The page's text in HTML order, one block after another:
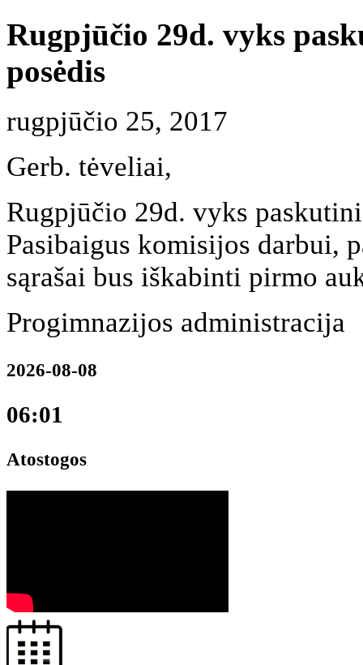
Rugpjūčio 29d. vyks
posėdis
rugpjūčio 25, 2017
Gerb. tėveliai,
Rugpjūčio 29d. vyks
Pasibaigus komisijos darbui,
sąrašai bus iškabinti pirmo
Progimnazijos administracija
2026-08-08
06:01
Atostogos